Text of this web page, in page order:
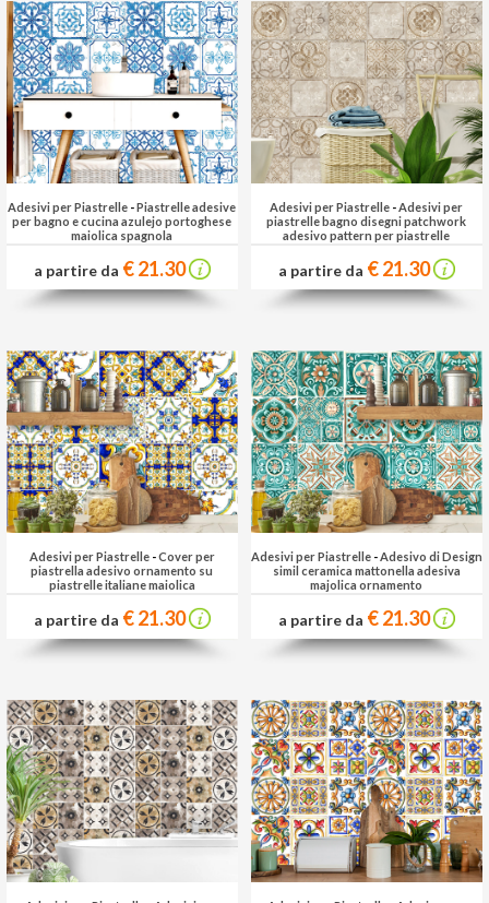
Adesivi per Piastrelle -Piastrelle adesive
per bagno e cucina azulejo portoghese
maiolica spagnola
a partire da € 21.30
Adesivi per Piastrelle - Adesivi per
piastrelle bagno disegni patchwork
adesivo pattern per piastrelle
a partire da € 21.30
Adesivi per Piastrelle -Cover per
piastrella adesivo ornamento su
piastrelle italiane maiolica
a partire da € 21.30
Adesivi per Piastrelle - Adesivo di Design
simil ceramica mattonella adesiva
majolica ornamento
a partire da € 21.30